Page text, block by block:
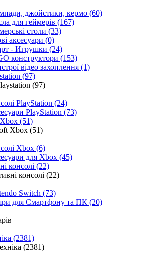
джойстики, кермо (60)
для геймерів (167)
столи (33)
аксесуари (0)
- Игрушки (24)
конструктори (153)
відео захоплення (1)
(97)
(97)
PlayStation (24)
PlayStation (73)
(51)
Xbox (51)
Xbox (6)
для Xbox (45)
консолі (22)
консолі (22)
Switch (73)
для Смартфону та ПК (20)
(2381)
(2381)